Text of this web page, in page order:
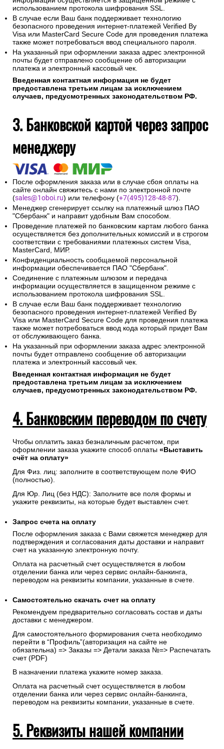
использованием протокола шифрования SSL.
В случае если Ваш банк поддерживает технологию
безопасного проведения интернет-платежей Verified By
Visa или MasterCard Secure Code для проведения платежа
также может потребоваться ввод специального пароля.
На указанный при оформлении заказа адрес электронной
почты будет отправлено сообщение об авторизации
платежа и электронный кассовый чек.
Введенная контактная информация не будет
предоставлена третьим лицам за исключением
случаев, предусмотренных законодательством РФ.
3. Банковской картой через запрос
менеджеру
После оформления заказа или в случае сбоя оплаты на
сайте онлайн свяжитесь с нами по электронной почте
(sales@1oboi.ru) или телефону (+7(495)128-48-87).
Менеджер сгенерирует ссылку на платежный шлюз ПАО
"Сбербанк" и направит удобным Вам способом.
Проведение платежей по банковским картам любого банка
осуществляется без дополнительных комиссий и в строгом
соответствии с требованиями платежных систем Visa,
MasterCard, МИР.
Конфиденциальность сообщаемой персональной
информации обеспечивается ПАО "Сбербанк".
Соединение с платежным шлюзом и передача
информации осуществляется в защищенном режиме с
использованием протокола шифрования SSL.
В случае если Ваш банк поддерживает технологию
безопасного проведения интернет-платежей Verified By
Visa или MasterCard Secure Code для проведения платежа
также может потребоваться ввод кода который придет Вам
от обслуживающего банка.
На указанный при оформлении заказа адрес электронной
почты будет отправлено сообщение об авторизации
платежа и электронный кассовый чек.
Введенная контактная информация не будет
предоставлена третьим лицам за исключением
случаев, предусмотренных законодательством РФ.
4. Банковским переводом по счету
Чтобы оплатить заказ безналичным расчетом, при
оформлении заказа укажите способ оплаты «Выставить
счёт на оплату»
Для Физ. лиц: заполните в соответствующем поле ФИО
(полностью).
Для Юр. Лиц (без НДС): Заполните все поля формы и
укажите реквизиты, на которые будет выставлен счет.
Запрос счета на оплату
После оформления заказа с Вами свяжется менеджер для
подтверждения и согласования даты доставки и направит
счет на указанную электронную почту.
Оплата на расчетный счет осуществляется в любом
отделении банка или через сервис онлайн-банкинга,
переводом на реквизиты компании, указанные в счете.
Самостоятельно скачать счет на оплату
Рекомендуем предварительно согласовать состав и даты
доставки с менеджером.
Для самостоятельного формирования счета необходимо
перейти в “Профиль”(авторизация на сайте не
обязательна) => Заказы => Детали заказа №=> Распечатать
счет (PDF)
В назначении платежа укажите номер заказа.
Оплата на расчетный счет осуществляется в любом
отделении банка или через сервис онлайн-банкинга,
переводом на реквизиты компании, указанные в счете.
5. Реквизиты нашей компании